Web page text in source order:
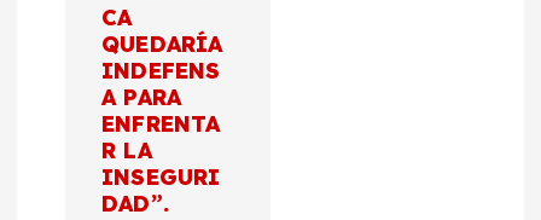
CA
QUEDARÍA
INDEFENS
A PARA
ENFRENTA
R LA
INSEGURI
DAD”.